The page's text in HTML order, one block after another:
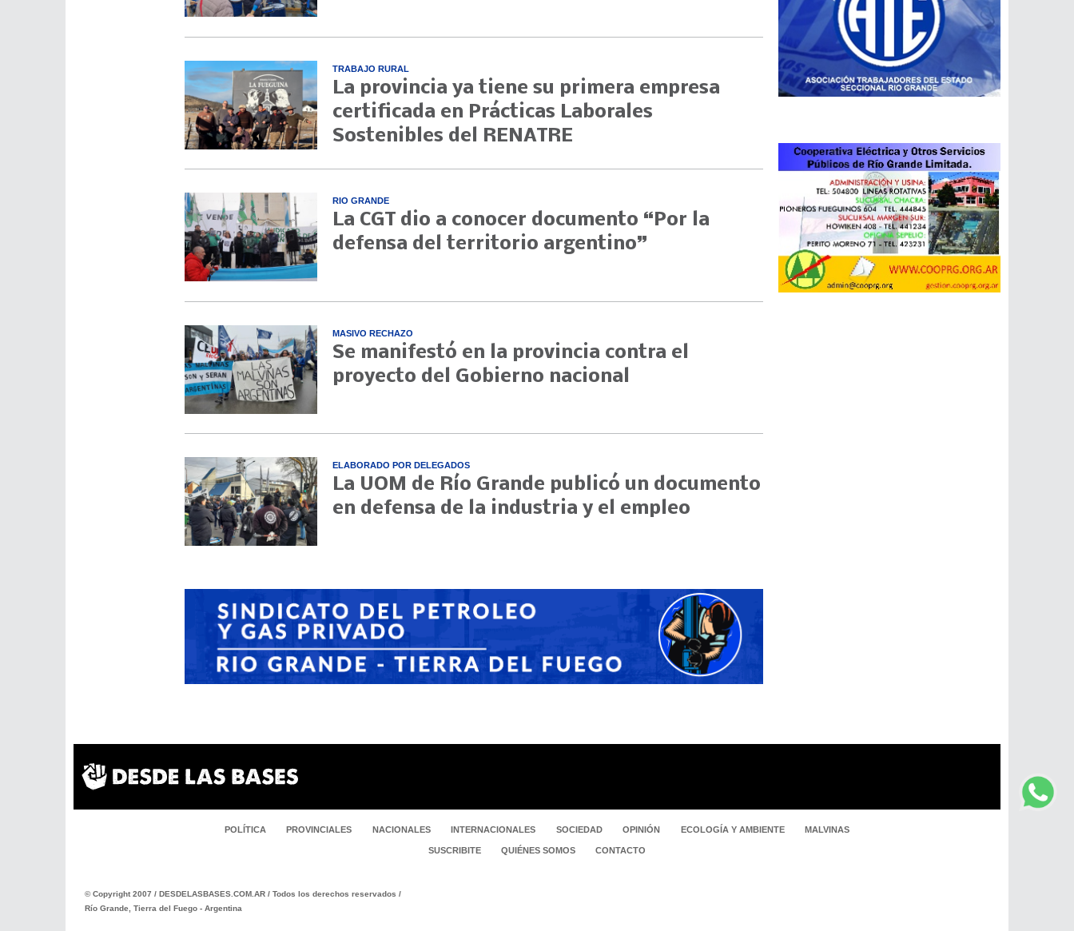
TRABAJO RURAL
La provincia ya tiene su primera empresa
certificada en Prácticas Laborales
Sostenibles del RENATRE
RIO GRANDE
La CGT dio a conocer documento “Por la
defensa del territorio argentino”
MASIVO RECHAZO
Se manifestó en la provincia contra el
proyecto del Gobierno nacional
ELABORADO POR DELEGADOS
La UOM de Río Grande publicó un documento
en defensa de la industria y el empleo
POLÍTICA PROVINCIALES NACIONALES INTERNACIONALES SOCIEDAD OPINIÓN ECOLOGÍA Y AMBIENTE MALVINAS
SUSCRIBITE QUIÉNES SOMOS CONTACTO
© Copyright 2007 / DESDELASBASES.COM.AR / Todos los derechos reservados /
Río Grande, Tierra del Fuego - Argentina